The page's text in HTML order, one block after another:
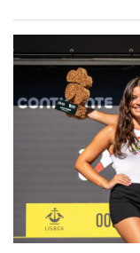
é
sexto
e
continua
Camisola
Amarela
ao
da